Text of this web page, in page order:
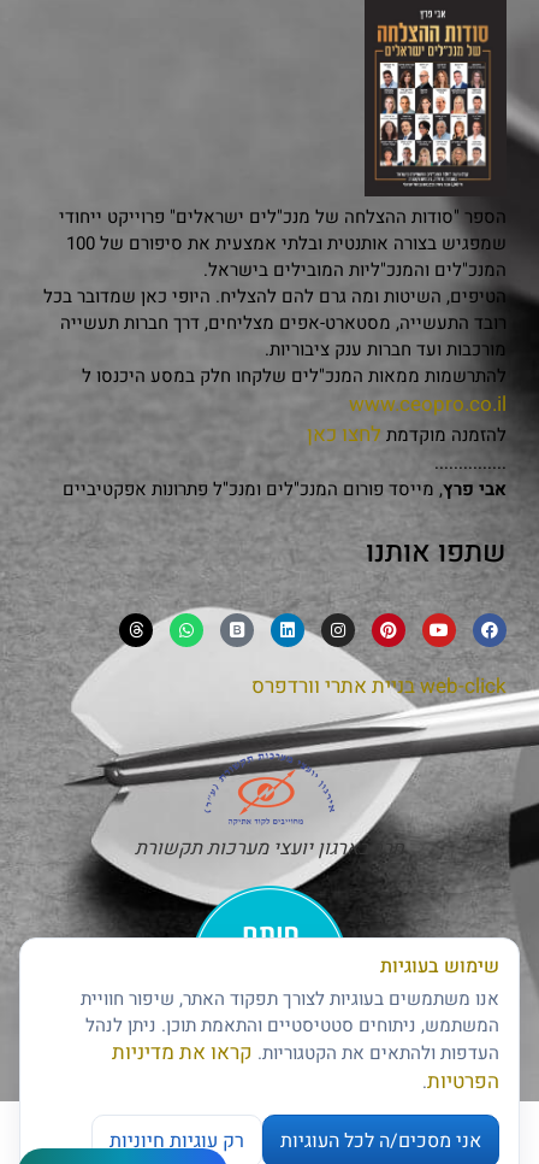
הספר "סודות ההצלחה של מנכ"לים ישראלים" פרוייקט ייחודי
שמפגיש בצורה אותנטית ובלתי אמצעית את סיפורם של 100
המנכ"לים והמנכ"ליות המובילים בישראל.
הטיפים, השיטות ומה גרם להם להצליח. היופי כאן שמדובר בכל
רובד התעשייה, מסטארט-אפים מצליחים, דרך חברות תעשייה
מורכבות ועד חברות ענק ציבוריות.
להתרשמות ממאות המנכ"לים שלקחו חלק במסע היכנסו ל
www.ceopro.co.il
להזמנה מוקדמת לחצו כאן
...............
אבי פרץ, מייסד פורום המנכ"לים ומנכ"ל פתרונות אפקטיביים
שתפו אותנו
web-clickבניית אתרי וורדפרס
חבר בארגון יועצי מערכות תקשורת
חותם האמינות של דן אנד ברדסטריט
שימוש בעוגיות
אנו משתמשים בעוגיות לצורך תפקוד האתר, שיפור חוויית
המשתמש, ניתוחים סטטיסטיים והתאמת תוכן. ניתן לנהל
העדפות ולהתאים את הקטגוריות. קראו את מדיניות
הפרטיות.
אני מסכים/ה לכל העוגיות רק עוגיות חיוניות